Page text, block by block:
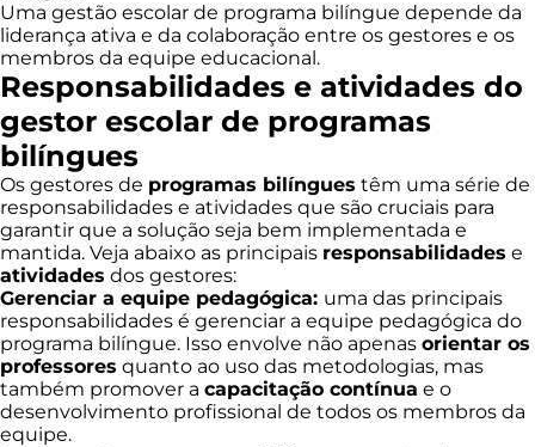
Uma gestão escolar de programa bilíngue depende da
liderança ativa e da colaboração entre os gestores e os
membros da equipe educacional.
Responsabilidades e atividades do
gestor escolar de programas
bilíngues
Os gestores de programas bilíngues têm uma série de
responsabilidades e atividades que são cruciais para
garantir que a solução seja bem implementada e
mantida. Veja abaixo as principais responsabilidades e
atividades dos gestores:
Gerenciar a equipe pedagógica: uma das principais
responsabilidades é gerenciar a equipe pedagógica do
programa bilíngue. Isso envolve não apenas orientar os
professores quanto ao uso das metodologias, mas
também promover a capacitação contínua e o
desenvolvimento profissional de todos os membros da
equipe.